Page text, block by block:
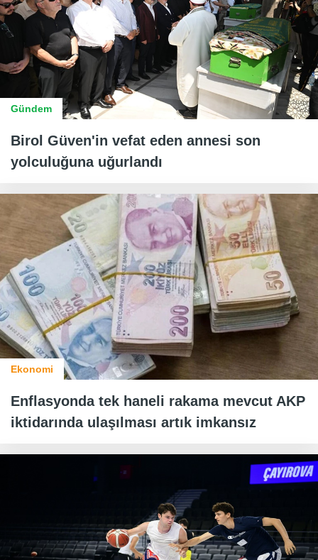
Gündem
Birol Güven'in vefat eden annesi son
yolculuğuna uğurlandı
Ekonomi
Enflasyonda tek haneli rakama mevcut AKP
iktidarında ulaşılması artık imkansız